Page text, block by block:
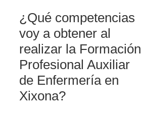
¿Qué competencias
voy a obtener al
realizar la Formación
Profesional Auxiliar
de Enfermería en
Xixona?